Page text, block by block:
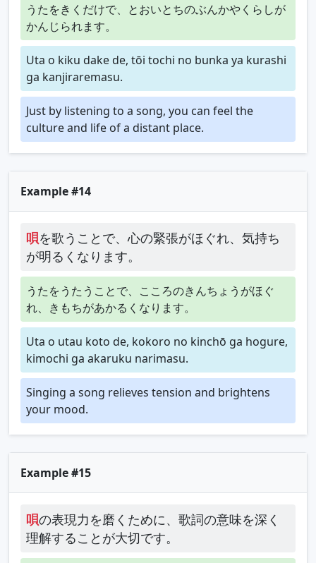
うたをきくだけで、とおいとちのぶんかやくらしが
かんじられます。
Uta o kiku dake de, tōi tochi no bunka ya kurashi
ga kanjiraremasu.
Just by listening to a song, you can feel the
culture and life of a distant place.
Example #14
唄を歌うことで、心の緊張がほぐれ、気持ち
が明るくなります。
うたをうたうことで、こころのきんちょうがほぐ
れ、きもちがあかるくなります。
Uta o utau koto de, kokoro no kinchō ga hogure,
kimochi ga akaruku narimasu.
Singing a song relieves tension and brightens
your mood.
Example #15
唄の表現力を磨くために、歌詞の意味を深く
理解することが大切です。